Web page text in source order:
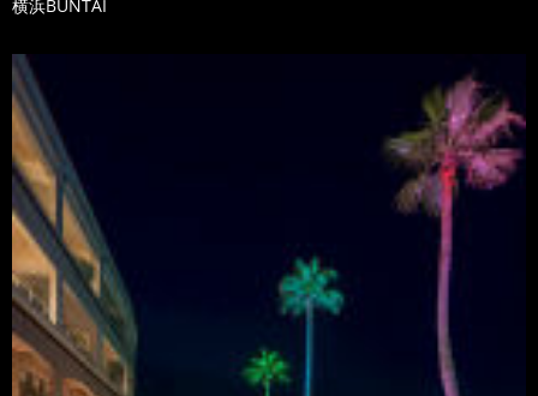
横浜BUNTAI